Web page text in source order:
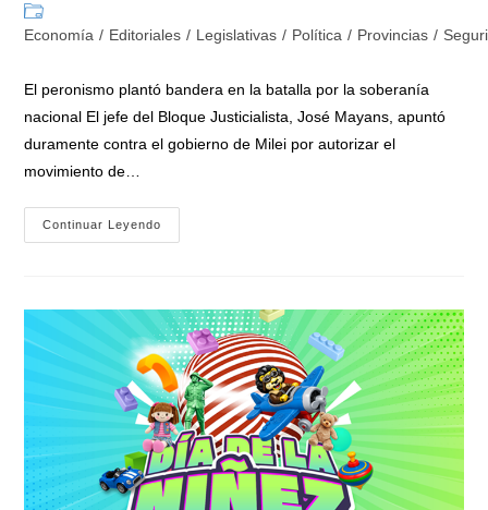
de
la
la
Categoría
de
Economía / Editoriales / Legislativas / Política / Provincias /
El peronismo plantó bandera en la batalla por la soberanía
nacional El jefe del Bloque Justicialista, José Mayans, apuntó
duramente contra el gobierno de Milei por autorizar el
movimiento de…
Continuar Leyendo
Cipayo»:
A
Milei
Y
Advirtió
Sobre
Un
Juicio
Político
Por
Traición
A
La
Patria